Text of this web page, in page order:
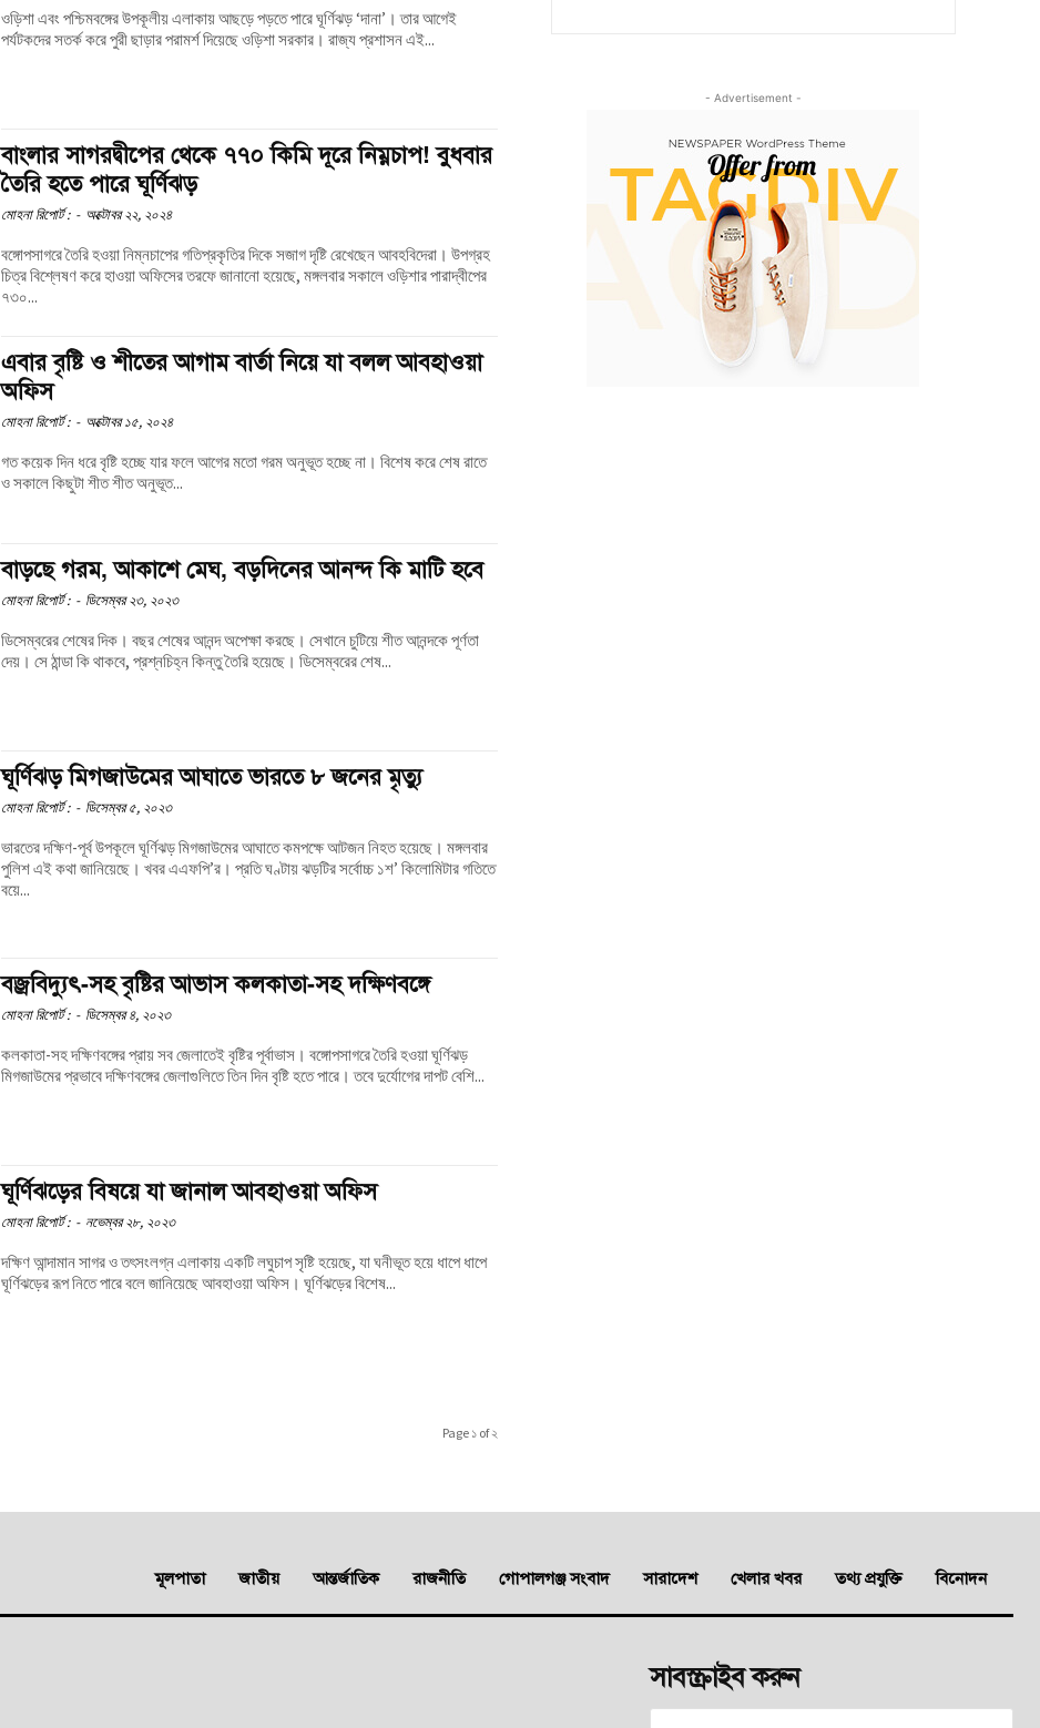
ওড়িশা এবং পশ্চিমবঙ্গের উপকূলীয় এলাকায় আছড়ে পড়তে পারে ঘূর্ণিঝড় ‘দানা’। তার আগেই
পর্যটকদের সতর্ক করে পুরী ছাড়ার পরামর্শ দিয়েছে ওড়িশা সরকার। রাজ্য প্রশাসন এই...
বাংলার সাগরদ্বীপের থেকে ৭৭০ কিমি দূরে নিম্নচাপ! বুধবার
তৈরি হতে পারে ঘূর্ণিঝড়
মোহনা রিপোর্ট : - অক্টোবর ২২, ২০২৪
বঙ্গোপসাগরে তৈরি হওয়া নিম্নচাপের গতিপ্রকৃতির দিকে সজাগ দৃষ্টি রেখেছেন আবহবিদেরা। উপগ্রহ
চিত্র বিশ্লেষণ করে হাওয়া অফিসের তরফে জানানো হয়েছে, মঙ্গলবার সকালে ওড়িশার পারাদ্বীপের
৭৩০...
এবার বৃষ্টি ও শীতের আগাম বার্তা নিয়ে যা বলল আবহাওয়া
অফিস
মোহনা রিপোর্ট : - অক্টোবর ১৫, ২০২৪
গত কয়েক দিন ধরে বৃষ্টি হচ্ছে যার ফলে আগের মতো গরম অনুভূত হচ্ছে না। বিশেষ করে শেষ রাতে
ও সকালে কিছুটা শীত শীত অনুভূত...
বাড়ছে গরম, আকাশে মেঘ, বড়দিনের আনন্দ কি মাটি হবে
মোহনা রিপোর্ট : - ডিসেম্বর ২৩, ২০২৩
ডিসেম্বরের শেষের দিক। বছর শেষের আনন্দ অপেক্ষা করছে। সেখানে চুটিয়ে শীত আনন্দকে পূর্ণতা
দেয়। সে ঠান্ডা কি থাকবে, প্রশ্নচিহ্ন কিন্তু তৈরি হয়েছে। ডিসেম্বরের শেষ...
ঘূর্ণিঝড় মিগজাউমের আঘাতে ভারতে ৮ জনের মৃত্যু
মোহনা রিপোর্ট : - ডিসেম্বর ৫, ২০২৩
ভারতের দক্ষিণ-পূর্ব উপকূলে ঘূর্ণিঝড় মিগজাউমের আঘাতে কমপক্ষে আটজন নিহত হয়েছে। মঙ্গলবার
পুলিশ এই কথা জানিয়েছে। খবর এএফপি’র। প্রতি ঘণ্টায় ঝড়টির সর্বোচ্চ ১শ’ কিলোমিটার গতিতে
বয়ে...
বজ্রবিদ্যুৎ-সহ বৃষ্টির আভাস কলকাতা-সহ দক্ষিণবঙ্গে
মোহনা রিপোর্ট : - ডিসেম্বর ৪, ২০২৩
কলকাতা-সহ দক্ষিণবঙ্গের প্রায় সব জেলাতেই বৃষ্টির পূর্বাভাস। বঙ্গোপসাগরে তৈরি হওয়া ঘূর্ণিঝড়
মিগজাউমের প্রভাবে দক্ষিণবঙ্গের জেলাগুলিতে তিন দিন বৃষ্টি হতে পারে। তবে দুর্যোগের দাপট বেশি...
ঘূর্ণিঝড়ের বিষয়ে যা জানাল আবহাওয়া অফিস
মোহনা রিপোর্ট : - নভেম্বর ২৮, ২০২৩
দক্ষিণ আন্দামান সাগর ও তৎসংলগ্ন এলাকায় একটি লঘুচাপ সৃষ্টি হয়েছে, যা ঘনীভূত হয়ে ধাপে ধাপে
ঘূর্ণিঝড়ের রূপ নিতে পারে বলে জানিয়েছে আবহাওয়া অফিস। ঘূর্ণিঝড়ের বিশেষ...
Page ১ of ২
- Advertisement -
মূলপাতা জাতীয় আন্তর্জাতিক রাজনীতি গোপালগঞ্জ সংবাদ সারাদেশ খেলার খবর তথ্য প্রযুক্তি বিনোদন
সাবস্ক্রাইব করুন